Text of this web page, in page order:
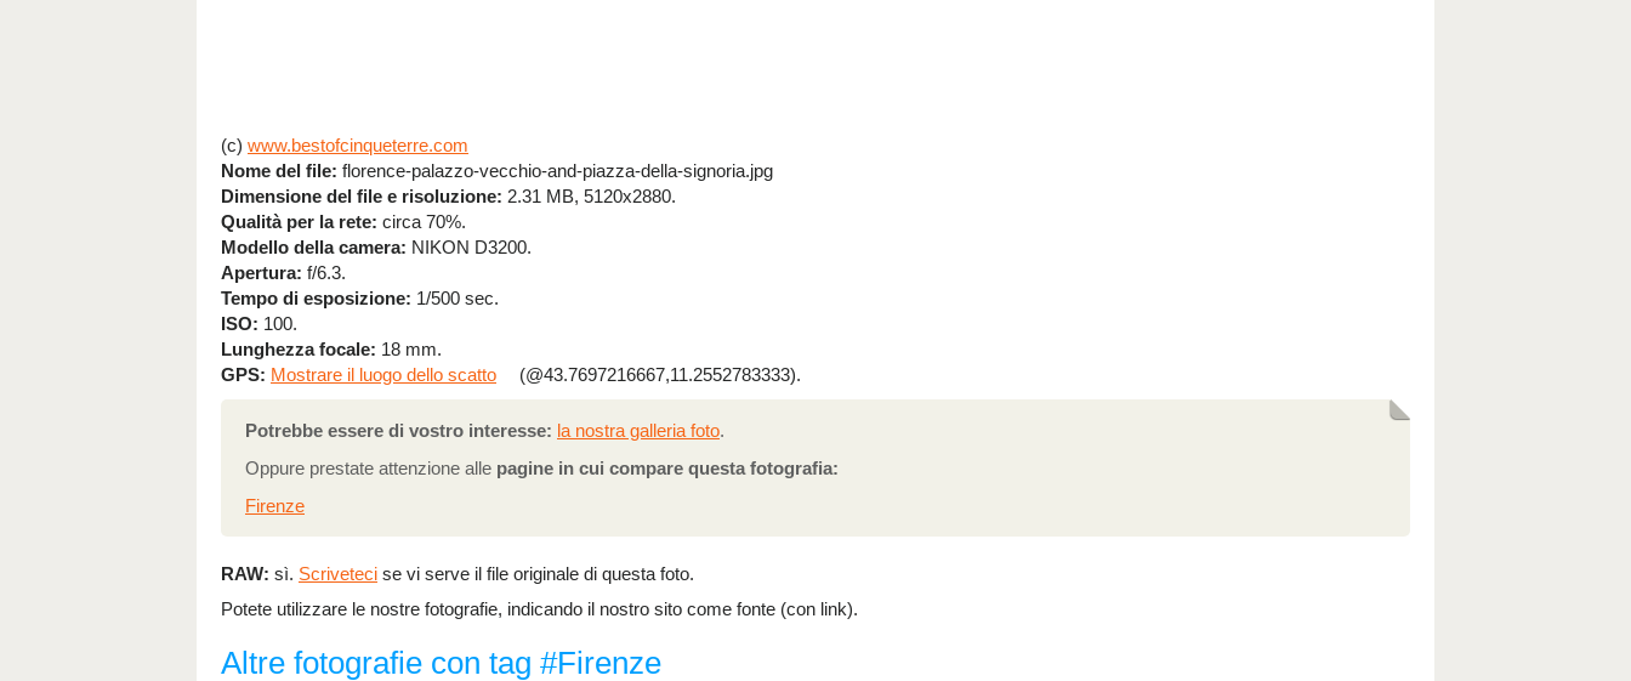
(c) www.bestofcinqueterre.com
Nome del file: florence-palazzo-vecchio-and-piazza-della-signoria.jpg
Dimensione del file e risoluzione: 2.31 MB, 5120x2880.
Qualità per la rete: circa 70%.
Modello della camera: NIKON D3200.
Apertura: f/6.3.
Tempo di esposizione: 1/500 sec.
ISO: 100.
Lunghezza focale: 18 mm.
GPS: Mostrare il luogo dello scatto (@43.7697216667,11.2552783333).
Potrebbe essere di vostro interesse: la nostra galleria foto.
Oppure prestate attenzione alle pagine in cui compare questa fotografia:
Firenze
RAW: sì. Scriveteci se vi serve il file originale di questa foto.
Potete utilizzare le nostre fotografie, indicando il nostro sito come fonte (con link).
Altre fotografie con tag #Firenze